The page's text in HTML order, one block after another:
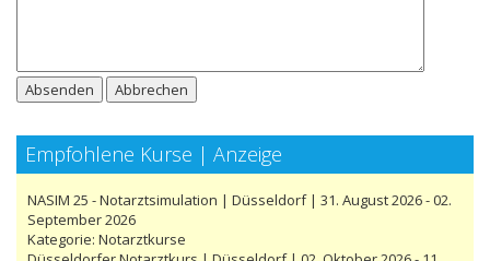
Absenden Abbrechen
Empfohlene Kurse | Anzeige
NASIM 25 - Notarztsimulation | Düsseldorf | 31. August 2026 - 02.
September 2026
Kategorie: Notarztkurse